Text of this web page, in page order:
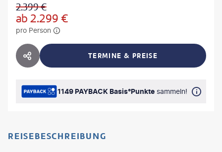
2.399€
ab2.299 €
pro Person
HOTEL TEILEN TERMINE & PREISE
1149 PAYBACK Basis°Punkte sammeln!
REISEBESCHREIBUNG